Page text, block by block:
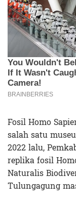
Fosil Homo
salah satu
2022 lalu,
replika fosil
Naturalis
Tulungagung